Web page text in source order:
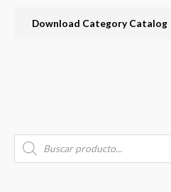
P
d
s
Download Category Catalog